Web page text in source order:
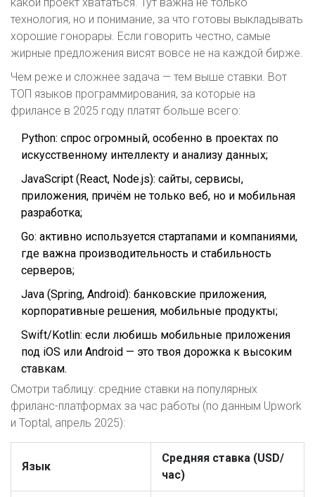
технология, но и понимание, за что готовы выкладывать
хорошие гонорары. Если говорить честно, самые
жирные предложения висят вовсе не на каждой бирже.
Чем реже и сложнее задача — тем выше ставки. Вот
ТОП языков программирования, за которые на
фрилансе в 2025 году платят больше всего:
Python: спрос огромный, особенно в проектах по
искусственному интеллекту и анализу данных;
JavaScript (React, Node.js): сайты, сервисы,
приложения, причём не только веб, но и мобильная
разработка;
Go: активно используется стартапами и компаниями,
где важна производительность и стабильность
серверов;
Java (Spring, Android): банковские приложения,
корпоративные решения, мобильные продукты;
Swift/Kotlin: если любишь мобильные приложения
под iOS или Android — это твоя дорожка к высоким
ставкам.
Смотри таблицу: средние ставки на популярных
фриланс-платформах за час работы (по данным Upwork
и Toptal, апрель 2025):
Язык
Средняя ставка (USD/
час)